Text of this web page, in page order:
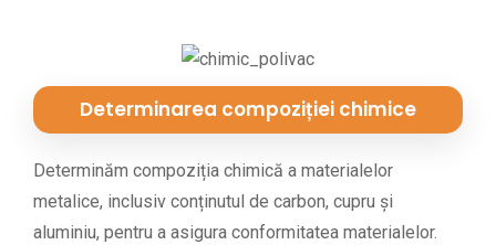
Determinarea compoziției chimice
Determinăm compoziția chimică a materialelor
metalice, inclusiv conținutul de carbon, cupru și
aluminiu, pentru a asigura conformitatea materialelor.